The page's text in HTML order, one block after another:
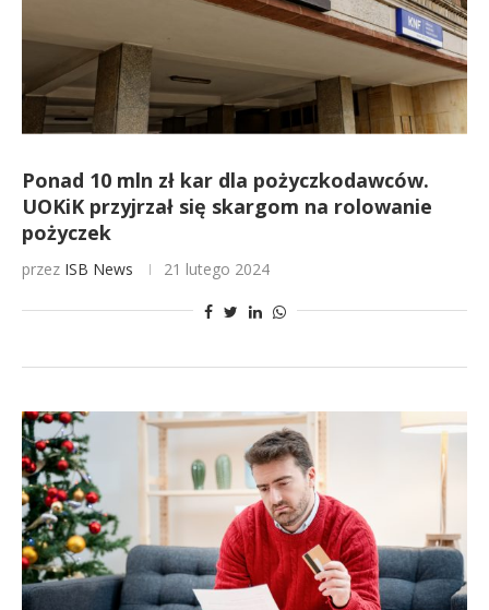
Ponad 10 mln zł kar dla pożyczkodawców.
UOKiK przyjrzał się skargom na rolowanie
pożyczek
przez ISB News 21 lutego 2024